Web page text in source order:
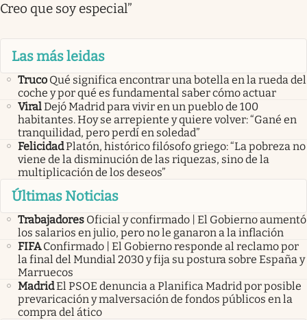
Creo que soy especial”
Las más leidas
Truco Qué significa encontrar una botella en la rueda del
coche y por qué es fundamental saber cómo actuar
ViralDejó Madrid para vivir en un pueblo de 100
habitantes. Hoy se arrepiente y quiere volver: “Gané en
tranquilidad, pero perdí en soledad”
FelicidadPlatón, histórico filósofo griego: “La pobreza no
viene de la disminución de las riquezas, sino de la
multiplicación de los deseos”
Últimas Noticias
Trabajadores Oficial y confirmado | El Gobierno aumentó
los salarios en julio, pero no le ganaron a la inflación
FIFA Confirmado | El Gobierno responde al reclamo por
la final del Mundial 2030 y fija su postura sobre España y
Marruecos
MadridEl PSOE denuncia a Planifica Madrid por posible
prevaricación y malversación de fondos públicos en la
compra del ático